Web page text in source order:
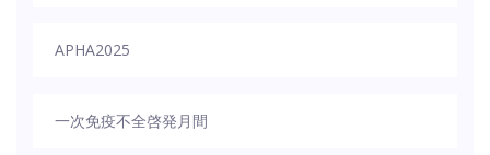
APHA2025
一次免疫不全啓発月間